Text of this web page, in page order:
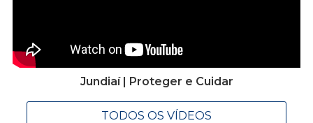
Jundiaí | Proteger e Cuidar
TODOS OS VÍDEOS